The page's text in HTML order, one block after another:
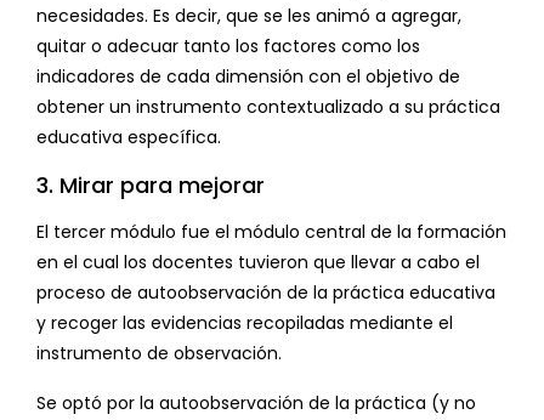
necesidades. Es decir, que se les animó a agregar,
quitar o adecuar tanto los factores como los
indicadores de cada dimensión con el objetivo de
obtener un instrumento contextualizado a su práctica
educativa específica.
3. Mirar para mejorar
El tercer módulo fue el módulo central de la formación
en el cual los docentes tuvieron que llevar a cabo el
proceso de autoobservación de la práctica educativa
y recoger las evidencias recopiladas mediante el
instrumento de observación.
Se optó por la autoobservación de la práctica (y no